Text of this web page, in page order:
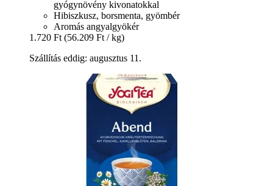
gyógynövény kivonatokkal
Hibiszkusz, borsmenta, gyömbér
Aromás angyalgyökér
1.720 Ft (56.209 Ft / kg)
Szállítás eddig: augusztus 11.